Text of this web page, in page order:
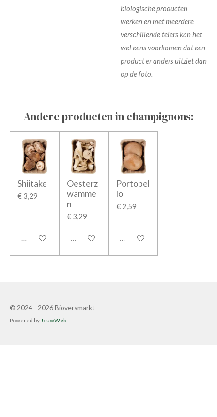
biologische producten
werken en met meerdere
verschillende telers kan het
wel eens voorkomen dat een
product er anders uitziet dan
op de foto.
Andere producten in champignons:
Shiitake
€ 3,29
In winkelwagen
Oesterz
wamme
n
€ 3,29
In winkelwagen
Portobel
lo
€ 2,59
In winkelwagen
© 2024 - 2026 Bioversmarkt
Powered by JouwWeb